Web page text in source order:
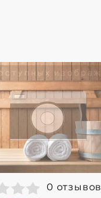
0 отзывов